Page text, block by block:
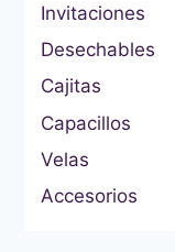
Invitaciones
Desechables
Cajitas
Capacillos
Velas
Accesorios